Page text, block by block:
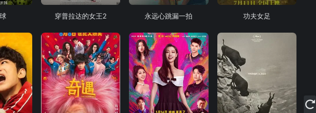
穿普拉达的女王2 永远心跳漏一拍 功夫女足